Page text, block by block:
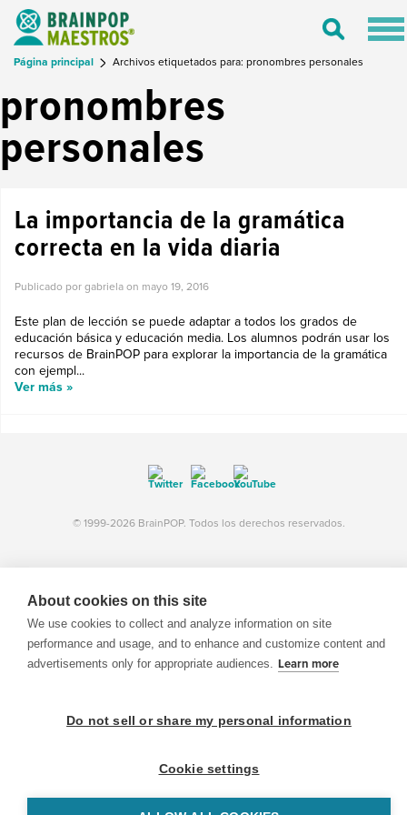
Toggle
Página principal Archivos etiquetados para: pronombres personales
pronombres
personales
La importancia de la gramática
correcta en la vida diaria
Publicado por gabriela on mayo 19, 2016
Este plan de lección se puede adaptar a todos los grados de
educación básica y educación media. Los alumnos podrán usar los
recursos de BrainPOP para explorar la importancia de la gramática
con ejempl...
Ver más »
© 1999-2026 BrainPOP. Todos los derechos reservados.
BrainPOP Maestros is proudly powered byWordPress
About cookies on this site
We use cookies to collect and analyze information on site
performance and usage, and to enhance and customize content and
advertisements only for appropriate audiences. Learn more
Do not sell or share my personal information
Cookie settings